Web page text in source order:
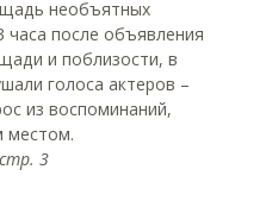
необъятных
часа после объявления
и поблизости, в
голоса актеров –
из воспоминаний,
местом.
3